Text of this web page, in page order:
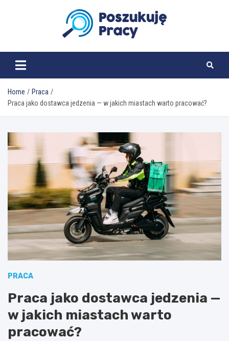
poszukujepracy.pl
Home
Praca
Praca jako dostawca jedzenia — w jakich miastach warto pracować?
PRACA
Praca jako dostawca jedzenia —
w jakich miastach warto
pracować?